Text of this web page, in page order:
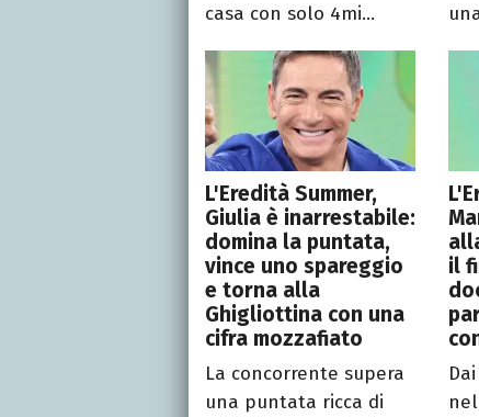
casa con solo 4mi...
L'Eredità Summer,
Giulia è inarrestabile:
domina la puntata,
vince uno spareggio
e torna alla
Ghigliottina con una
cifra mozzafiato
La concorrente supera
una puntata ricca di
il